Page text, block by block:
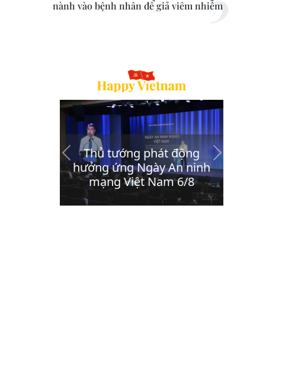
nành vào bệnh nhân để giả viêm nhiễm